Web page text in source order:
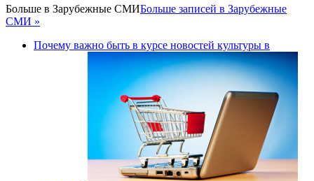
Больше в Зарубежные СМИБольше записей в Зарубежные
СМИ »
Почему важно быть в курсе новостей культуры в